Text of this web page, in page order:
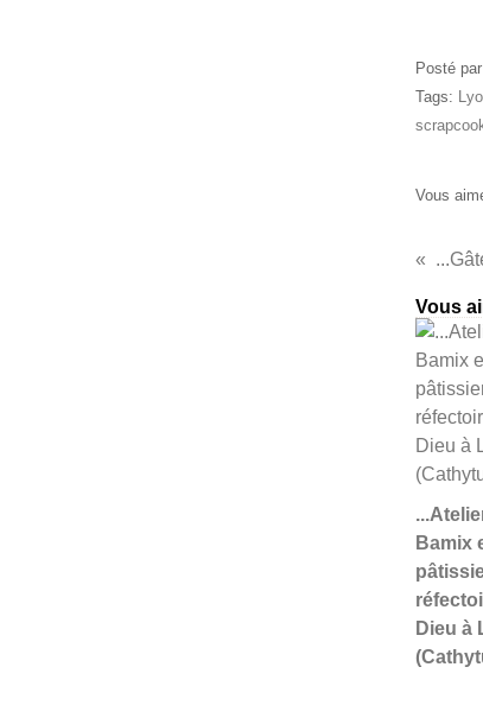
Posté
Tags:
Vous
Vous
Bamix
Dieu à